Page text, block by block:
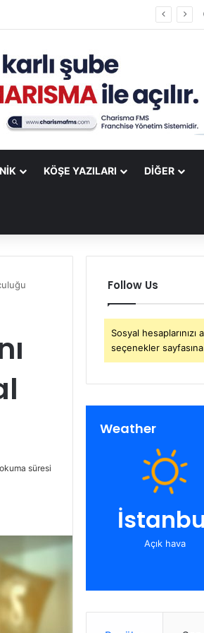
KÖŞE YAZILARI DIĞER
süresi
Follow Us
Sosyal
seçenekler
Weather
Açık hava